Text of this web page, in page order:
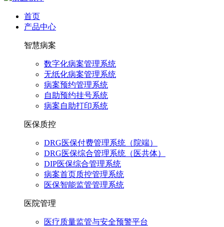
首页
产品中心
智慧病案
数字化病案管理系统
无纸化病案管理系统
病案预约管理系统
自助预约挂号系统
病案自助打印系统
医保质控
DRG医保付费管理系统（院端）
DRG医保综合管理系统（医共体）
DIP医保综合管理系统
病案首页质控管理系统
医保智能监管管理系统
医院管理
医疗质量监管与安全预警平台